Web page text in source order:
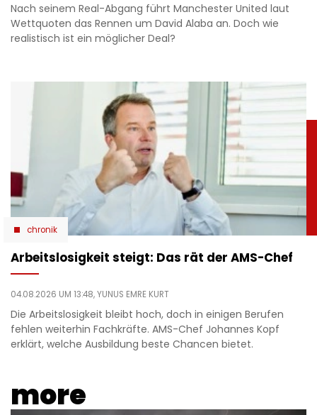
Nach seinem Real-Abgang führt Manchester United laut
Wettquoten das Rennen um David Alaba an. Doch wie
realistisch ist ein möglicher Deal?
chronik
Arbeitslosigkeit steigt: Das rät der AMS-Chef
04.08.2026 UM 13:48,YUNUS EMRE KURT
Die Arbeitslosigkeit bleibt hoch, doch in einigen Berufen
fehlen weiterhin Fachkräfte. AMS-Chef Johannes Kopf
erklärt, welche Ausbildung beste Chancen bietet.
more